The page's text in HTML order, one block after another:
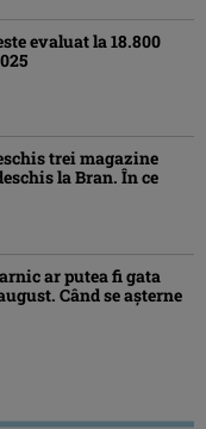
evaluat la 18.800
trei magazine
la Bran. În ce
ar putea fi gata
Când se așterne